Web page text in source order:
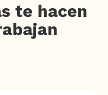
te hacen